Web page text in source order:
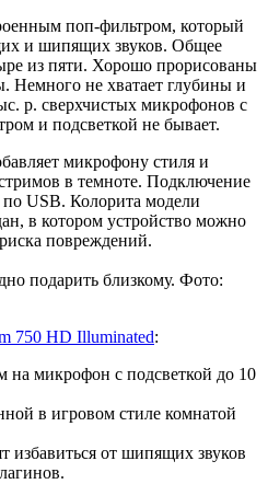
поп-фильтром, который
и шипящих звуков. Общее
из пяти. Хорошо прорисованы
Немного не хватает глубины и
р. сверхчистых микрофонов с
и подсветкой не бывает.
микрофону стиля и
в темноте. Подключение
USB. Колорита модели
в котором устройство можно
повреждений.
подарить близкому. Фото:
750 HD Illuminated:
микрофон с подсветкой до 10
в игровом стиле комнатой
избавиться от шипящих звуков